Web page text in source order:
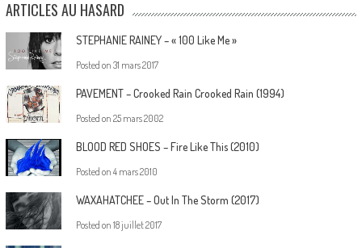
ARTICLES AU HASARD
STEPHANIE RAINEY – « 100 Like Me »
Posted on 31 mars 2017
PAVEMENT – Crooked Rain Crooked Rain (1994)
Posted on 25 mars 2002
BLOOD RED SHOES – Fire Like This (2010)
Posted on 4 mars 2010
WAXAHATCHEE – Out In The Storm (2017)
Posted on 18 juillet 2017